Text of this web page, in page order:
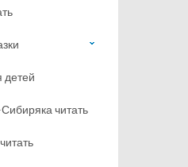
детей
читать